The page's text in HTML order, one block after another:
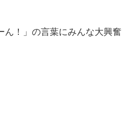
ん！」の言葉にみんな大興